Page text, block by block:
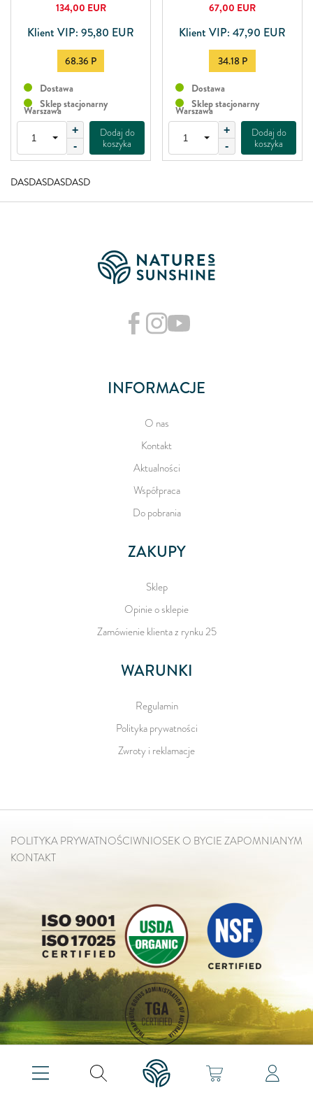
134,00 EUR
Klient VIP: 95,80 EUR
68.36 P
Dostawa
Sklep stacjonarny
Warszawa
+
-
Dodaj do
koszyka
67,00 EUR
Klient VIP: 47,90 EUR
34.18 P
Dostawa
Sklep stacjonarny
Warszawa
+
-
Dodaj do
koszyka
DASDASDASDASD
INFORMACJE
O nas
Kontakt
Aktualności
Współpraca
Do pobrania
ZAKUPY
Sklep
Opinie o sklepie
Zamówienie klienta z rynku 25
WARUNKI
Regulamin
Polityka prywatności
Zwroty i reklamacje
POLITYKA PRYWATNOŚCIWNIOSEK O BYCIE ZAPOMNIANYM
KONTAKT